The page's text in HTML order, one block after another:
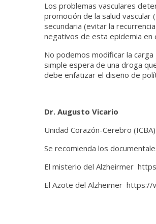
Los problemas vasculares
promoción de la salud vascular
secundaria (evitar la
negativos de esta epidemia en
No podemos modificar la
simple espera de una droga
debe enfatizar el diseño de
Dr. Augusto Vicario
Unidad Corazón-Cerebro (ICBA)
Se recomienda los
El misterio del Alzheirmer
El Azote del Alzheimer https://